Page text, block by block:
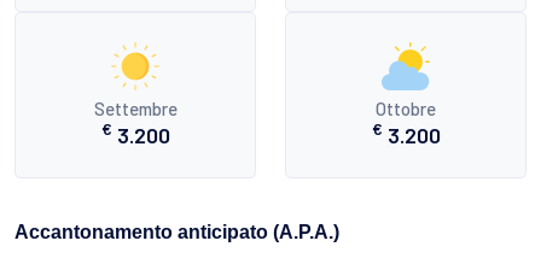
Settembre
€ 3.200
Ottobre
€ 3.200
Accantonamento anticipato (A.P.A.)